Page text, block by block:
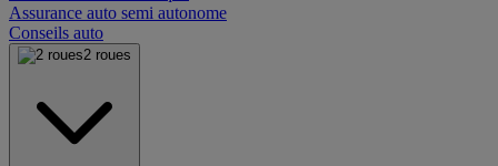
Assurance auto semi autonome
Conseils auto
2 roues